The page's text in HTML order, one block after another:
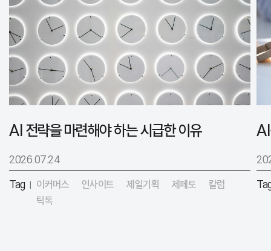
AI 전략을 마련해야 하는 시급한 이유
2026.07.24
Tag | 이커머스 인사이트 제일기획 제페토
칼럼
틱톡